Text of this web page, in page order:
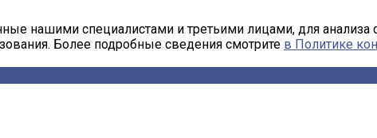
нашими специалистами и третьими лицами, для
Более подробные сведения смотрите в Политике